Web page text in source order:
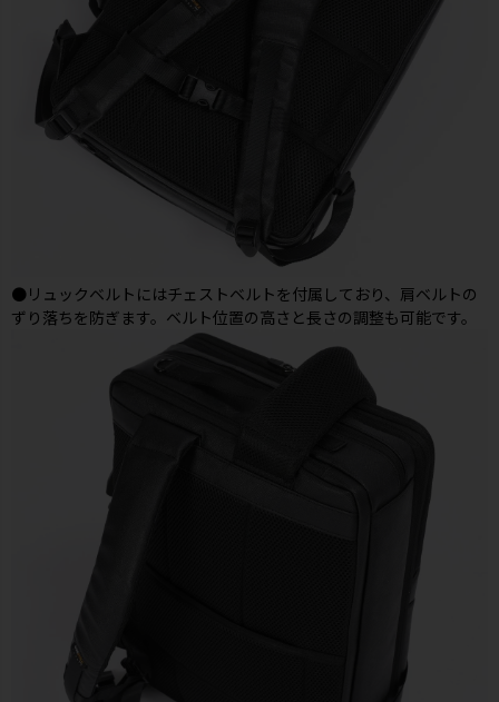
●リュックベルトにはチェストベルトを付属しており、肩ベルトの
ずり落ちを防ぎます。ベルト位置の高さと長さの調整も可能です。